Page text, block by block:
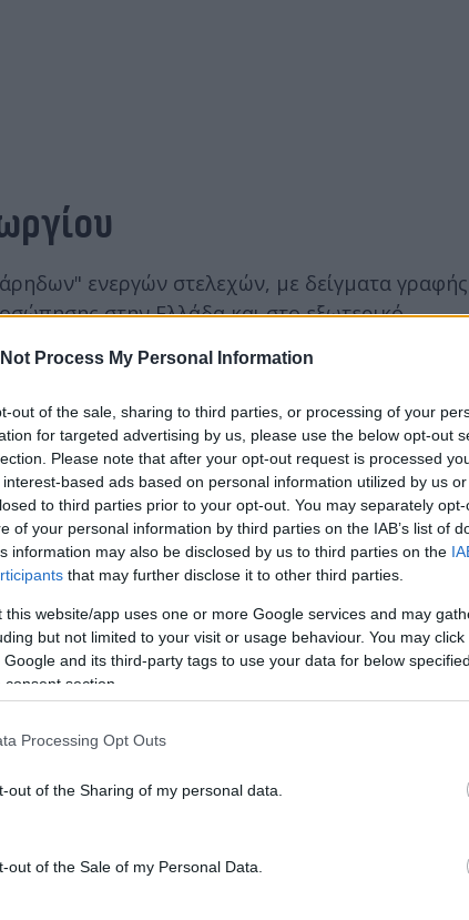
Not Process My Personal Information
out of the sale, sharing to third parties, or processing of your
for targeted advertising by us, please use the below opt-out
Please note that after your opt-out request is processed
based ads based on personal information utilized by us
to third parties prior to your opt-out. You may separately
of your personal information by third parties on the IAB’s list of
information may also be disclosed by us to third parties on the
that may further disclose it to other third parties.
this website/app uses one or more Google services and may
but not limited to your visit or usage behaviour. You may
and its third-party tags to use your data for below
section.
Processing Opt Outs
out of the Sharing of my personal data.
out of the Sale of my Personal Data.
ενεργών στελεχών, με δείγματα
στην Ελλάδα και στο εξωτερικό.